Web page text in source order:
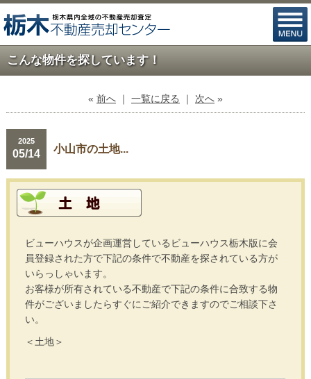
こんな物件を探しています！
« 前へ ｜ 一覧に戻る ｜ 次へ »
2025
05/14 小山市の土地...
ビューハウスが企画運営しているビューハウス栃木版に会
員登録された方で下記の条件で不動産を探されている方が
いらっしゃいます。
お客様が所有されている不動産で下記の条件に合致する物
件がございましたらすぐにご紹介できますのでご相談下さ
い。
＜土地＞